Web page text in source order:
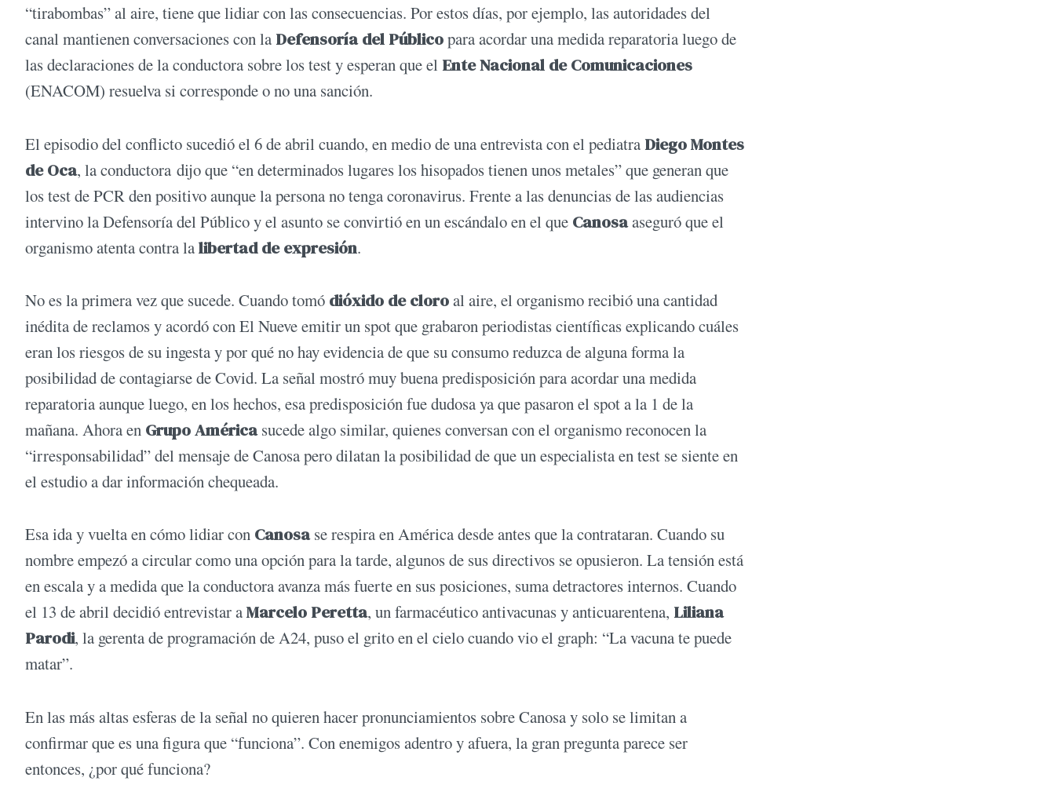
“tirabombas” al aire, tiene que lidiar con las consecuencias. Por estos días, por ejemplo, las autoridades del
canal mantienen conversaciones con la Defensoría del Públicopara acordar una medida reparatoria luego de
las declaraciones de la conductora sobre los test y esperan que el Ente Nacional de Comunicaciones
(ENACOM) resuelva si corresponde o no una sanción.
El episodio del conflicto sucedió el 6 de abril cuando, en medio de una entrevista con el pediatra Diego Montes
de Oca, la conductora dijo que “en determinados lugares los hisopados tienen unos metales” que generan que
los test de PCR den positivo aunque la persona no tenga coronavirus. Frente a las denuncias de las audiencias
intervino la Defensoría del Público y el asunto se convirtió en un escándalo en el que Canosaaseguró que el
organismo atenta contra lalibertad de expresión.
No es la primera vez que sucede. Cuando tomó dióxido de cloroal aire, el organismo recibió una cantidad
inédita de reclamos y acordó con El Nueve emitir un spot que grabaron periodistas científicas explicando cuáles
eran los riesgos de su ingesta y por qué no hay evidencia de que su consumo reduzca de alguna forma la
posibilidad de contagiarse de Covid. La señal mostró muy buena predisposición para acordar una medida
reparatoria aunque luego, en los hechos, esa predisposición fue dudosa ya que pasaron el spot a la 1 de la
mañana. Ahora en Grupo Américasucede algo similar, quienes conversan con el organismo reconocen la
“irresponsabilidad” del mensaje de Canosa pero dilatan la posibilidad de que un especialista en test se siente en
el estudio a dar información chequeada.
Esa ida y vuelta en cómo lidiar con Canosase respira en América desde antes que la contrataran. Cuando su
nombre empezó a circular como una opción para la tarde, algunos de sus directivos se opusieron. La tensión está
en escala y a medida que la conductora avanza más fuerte en sus posiciones, suma detractores internos. Cuando
el 13 de abril decidió entrevistar aMarcelo Peretta, un farmacéutico antivacunas y anticuarentena, Liliana
Parodi, la gerenta de programación de A24, puso el grito en el cielo cuando vio el graph: “La vacuna te puede
matar”.
En las más altas esferas de la señal no quieren hacer pronunciamientos sobre Canosa y solo se limitan a
confirmar que es una figura que “funciona”. Con enemigos adentro y afuera, la gran pregunta parece ser
entonces, ¿por qué funciona?